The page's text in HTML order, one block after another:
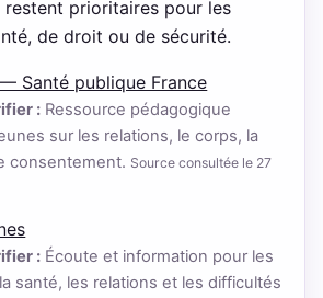
restent prioritaires pour les
de droit ou de sécurité.
Santé publique France
: Ressource pédagogique
sur les relations, le corps, la
consentement. Source consultée le 27
: Écoute et information pour les
santé, les relations et les difficultés